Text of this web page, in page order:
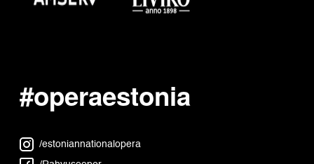
#operaestonia
/estoniannationalopera